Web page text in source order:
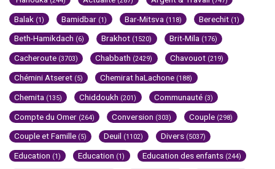
Balak (1) Bamidbar (1) Bar-Mitsva (118) Berechit (1)
Beth-Hamikdach (6) Brakhot (1520) Brit-Mila (176)
Cacheroute (3703) Chabbath (2429) Chavouot (219)
Chémini Atseret (5) Chemirat haLachone (188)
Chemita (135) Chiddoukh (201) Communauté (3)
Compte du Omer (264) Conversion (303) Couple (298)
Couple et Famille (5) Deuil (1102) Divers (5037)
Education (1) Education (1) Education des enfants (244)